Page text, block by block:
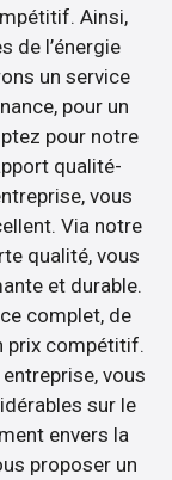
Ainsi,
de l’énergie
un service
pour un
pour notre
qualité-
vous
Via notre
qualité, vous
et durable.
complet, de
prix compétitif.
vous
sur le
envers la
proposer un